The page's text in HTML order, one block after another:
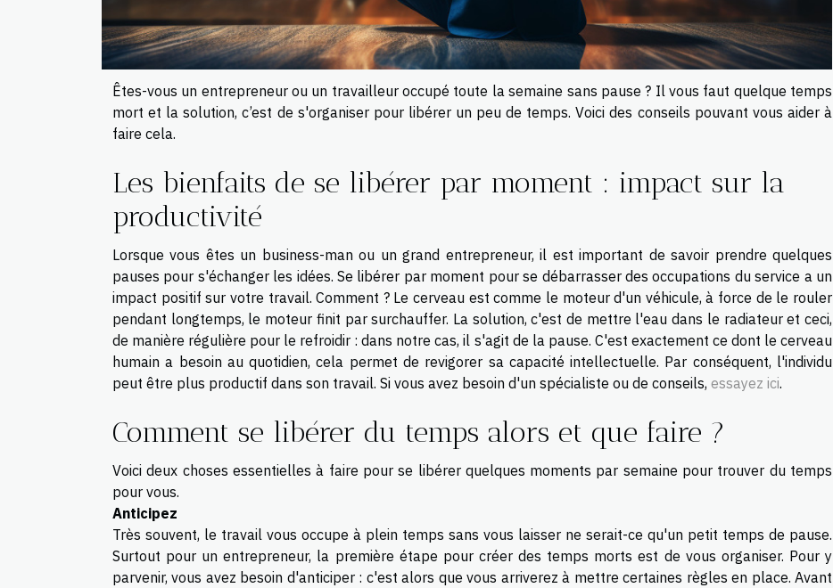
Êtes-vous un entrepreneur ou un travailleur occupé toute la semaine sans pause ? Il vous faut quelque temps
mort et la solution, c’est de s'organiser pour libérer un peu de temps. Voici des conseils pouvant vous aider à
faire cela.
Les bienfaits de se libérer par moment : impact sur la
productivité
Lorsque vous êtes un business-man ou un grand entrepreneur, il est important de savoir prendre quelques
pauses pour s'échanger les idées. Se libérer par moment pour se débarrasser des occupations du service a un
impact positif sur votre travail. Comment ? Le cerveau est comme le moteur d'un véhicule, à force de le rouler
pendant longtemps, le moteur finit par surchauffer. La solution, c'est de mettre l'eau dans le radiateur et ceci,
de manière régulière pour le refroidir : dans notre cas, il s'agit de la pause. C'est exactement ce dont le cerveau
humain a besoin au quotidien, cela permet de revigorer sa capacité intellectuelle. Par conséquent, l'individu
peut être plus productif dans son travail. Si vous avez besoin d'un spécialiste ou de conseils, essayez ici.
Comment se libérer du temps alors et que faire ?
Voici deux choses essentielles à faire pour se libérer quelques moments par semaine pour trouver du temps
pour vous.
Anticipez
Très souvent, le travail vous occupe à plein temps sans vous laisser ne serait-ce qu'un petit temps de pause.
Surtout pour un entrepreneur, la première étape pour créer des temps morts est de vous organiser. Pour y
parvenir, vous avez besoin d'anticiper : c'est alors que vous arriverez à mettre certaines règles en place. Avant